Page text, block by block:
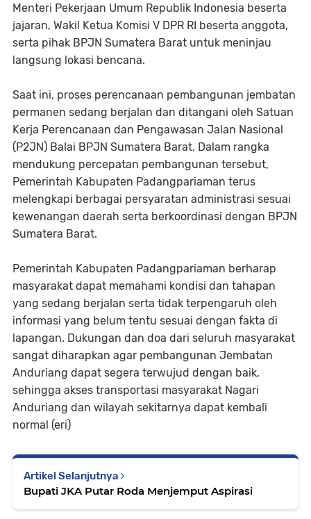
Menteri Pekerjaan Umum Republik Indonesia beserta
jajaran, Wakil Ketua Komisi V DPR RI beserta anggota,
serta pihak BPJN Sumatera Barat untuk meninjau
langsung lokasi bencana.
Saat ini, proses perencanaan pembangunan jembatan
permanen sedang berjalan dan ditangani oleh Satuan
Kerja Perencanaan dan Pengawasan Jalan Nasional
(P2JN) Balai BPJN Sumatera Barat. Dalam rangka
mendukung percepatan pembangunan tersebut,
Pemerintah Kabupaten Padangpariaman terus
melengkapi berbagai persyaratan administrasi sesuai
kewenangan daerah serta berkoordinasi dengan BPJN
Sumatera Barat.
Pemerintah Kabupaten Padangpariaman berharap
masyarakat dapat memahami kondisi dan tahapan
yang sedang berjalan serta tidak terpengaruh oleh
informasi yang belum tentu sesuai dengan fakta di
lapangan. Dukungan dan doa dari seluruh masyarakat
sangat diharapkan agar pembangunan Jembatan
Anduriang dapat segera terwujud dengan baik,
sehingga akses transportasi masyarakat Nagari
Anduriang dan wilayah sekitarnya dapat kembali
normal (eri)
Artikel Selanjutnya
Bupati JKA Putar Roda Menjemput Aspirasi